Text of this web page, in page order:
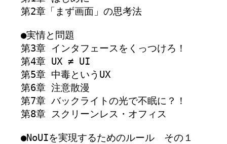
第2章「まず画面」の思考法
●実情と問題
第3章 インタフェースをくっつけろ！
第4章 UX ≠ UI
第5章 中毒というUX
第6章 注意散漫
第7章 バックライトの光で不眠に？！
第8章 スクリーンレス・オフィス
●NoUIを実現するためのルール　その１